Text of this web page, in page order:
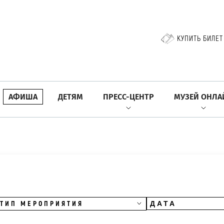
КУПИТЬ БИЛЕТ
АФИША ДЕТЯМ ПРЕСС-ЦЕНТР МУЗЕЙ
ТИП МЕРОПРИЯТИЯ